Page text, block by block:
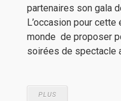
partenaires son gala
L’occasion pour
monde de proposer
soirées de spectacle
PLUS